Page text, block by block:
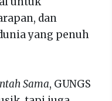
dan
yang penuh
Sama, GUNGS